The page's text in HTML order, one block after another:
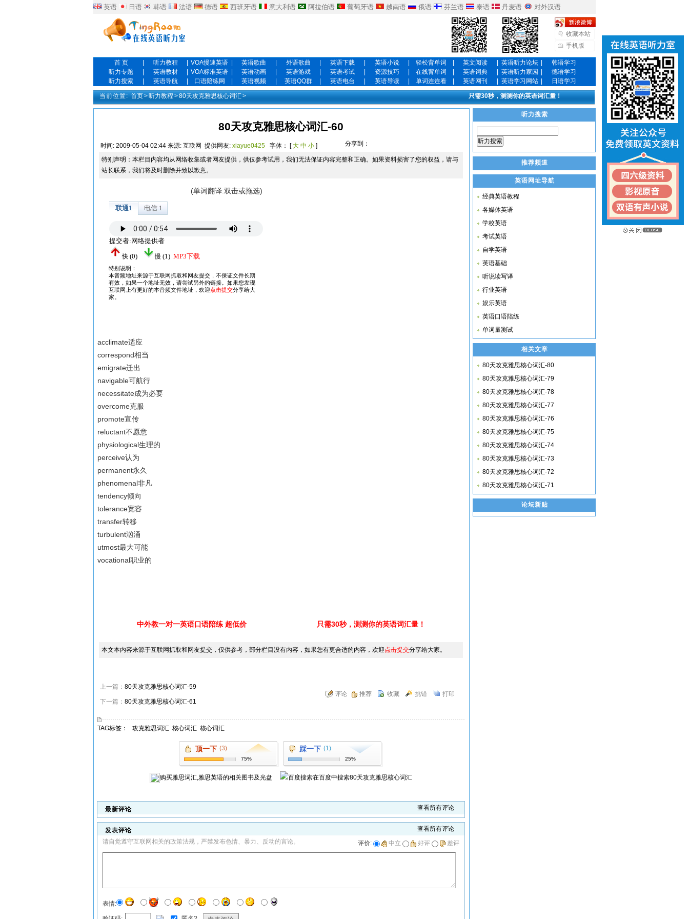
英语 日语 韩语 法语 德语 西班牙语 意大利语 阿拉伯语 葡萄牙语 越南语 俄语 芬兰语 泰语 丹麦语 对外汉语
收藏本站
手机版
首 页 听力教程 VOA慢速英语 英语歌曲 外语歌曲 英语下载 英语小说 轻松背单词 英文阅读 英语听力论坛
韩语学习
听力专题
英语教材 VOA标准英语 英语动画 英语游戏 英语考试 资源技巧 在线背单词 英语词典 英语听力家园
德语学习
听力搜索
英语导航 口语陪练网 英语视频 英语QQ群 英语电台 英语导读 单词连连看 英语网刊 英语学习网站 日语学习
当前位置: 首页>听力教程 >80天攻克雅思核心词汇> 只需30秒，测测你的英语词汇量！
80天攻克雅思核心词汇-60
时间: 2009-05-04 02:44 来源: 互联网 提供网友: xiayue0425 字体： [大 中 小 ] 分享到：
特别声明：本栏目内容均从网络收集或者网友提供，供仅参考试用，我们无法保证内容完整和正确。如果资料损害了您的权益，请与
站长联系，我们将及时删除并致以歉意。
(单词翻译:双击或拖选)
acclimate适应
correspond相当
emigrate迁出
navigable可航行
necessitate成为必要
overcome克服
promote宣传
reluctant不愿意
physiological生理的
perceive认为
permanent永久
phenomenal非凡
tendency倾向
tolerance宽容
transfer转移
turbulent汹涌
utmost最大可能
vocational职业的
中外教一对一英语口语陪练 超低价 只需30秒，测测你的英语词汇量！
本文本内容来源于互联网抓取和网友提交，仅供参考，部分栏目没有内容，如果您有更合适的内容，欢迎点击提交分享给大家。
上一篇： 80天攻克雅思核心词汇-59
下一篇： 80天攻克雅思核心词汇-61
评论 推荐 收藏 挑错 打印
TAG标签： 攻克雅思词汇 核心词汇 核心词汇
顶一下 (3)
75%
踩一下 (1)
25%
购买雅思词汇,雅思英语的相关图书及光盘 在百度中搜索80天攻克雅思核心词汇
最新评论 查看所有评论
发表评论
查看所有评论
请自觉遵守互联网相关的政策法规，严禁发布色情、暴力、反动的言论。
评价: 中立 好评 差评
表情:
听力搜索
听力搜索
推荐频道
英语网址导航
经典英语教程
各媒体英语
学校英语
考试英语
自学英语
英语基础
听说读写译
行业英语
娱乐英语
英语口语陪练
单词量测试
相关文章
80天攻克雅思核心词汇-80
80天攻克雅思核心词汇-79
80天攻克雅思核心词汇-78
80天攻克雅思核心词汇-77
80天攻克雅思核心词汇-76
80天攻克雅思核心词汇-75
80天攻克雅思核心词汇-74
80天攻克雅思核心词汇-73
80天攻克雅思核心词汇-72
80天攻克雅思核心词汇-71
论坛新贴